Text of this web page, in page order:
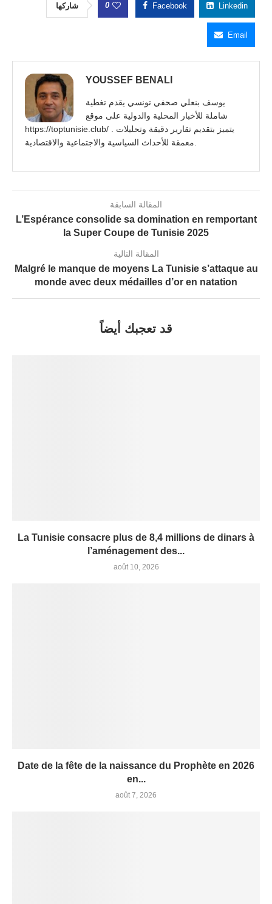
شاركها 0 Facebook Linkedin
Email
YOUSSEF BENALI
يوسف بنعلي صحفي تونسي يقدم تغطية
شاملة للأخبار المحلية والدولية على موقع
https://toptunisie.club/ . يتميز بتقديم تقارير دقيقة وتحليلات
معمقة للأحداث السياسية والاجتماعية والاقتصادية.
المقالة السابقة
L’Espérance consolide sa domination en remportant
la Super Coupe de Tunisie 2025
المقالة التالية
Malgré le manque de moyens La Tunisie s’attaque au
monde avec deux médailles d’or en natation
قد تعجبك أيضاً
La Tunisie consacre plus de 8,4 millions de dinars à
l’aménagement des...
août 10, 2026
Date de la fête de la naissance du Prophète en 2026
en...
août 7, 2026